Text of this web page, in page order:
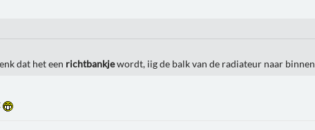
dat het een richtbankjewordt, iig de balk van de radiateur naar binnen